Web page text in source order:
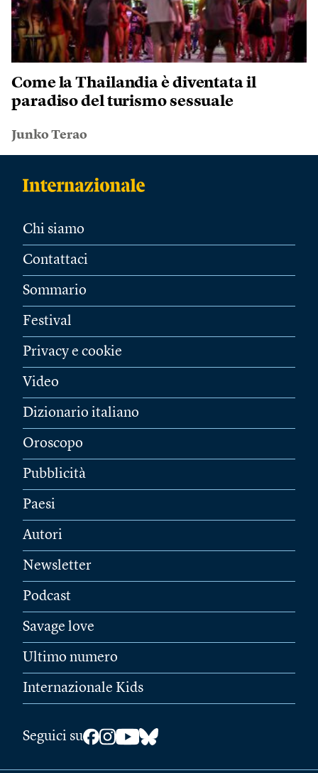
Come la Thailandia è diventata il
paradiso del turismo sessuale
Junko Terao
Chi siamo
Contattaci
Sommario
Festival
Privacy e cookie
Video
Dizionario italiano
Oroscopo
Pubblicità
Paesi
Autori
Newsletter
Podcast
Savage love
Ultimo numero
Internazionale Kids
Seguici su